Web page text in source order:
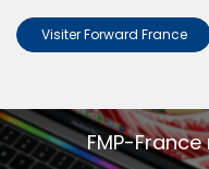
Visiter Forward France
FMP-